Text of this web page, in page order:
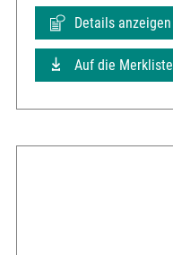
Details anzeigen
Auf die Merkliste